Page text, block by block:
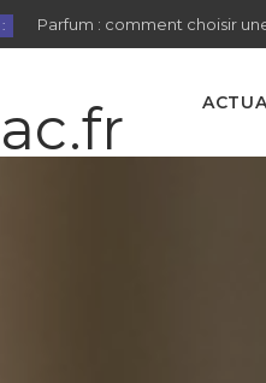
Parfum : comment choisir